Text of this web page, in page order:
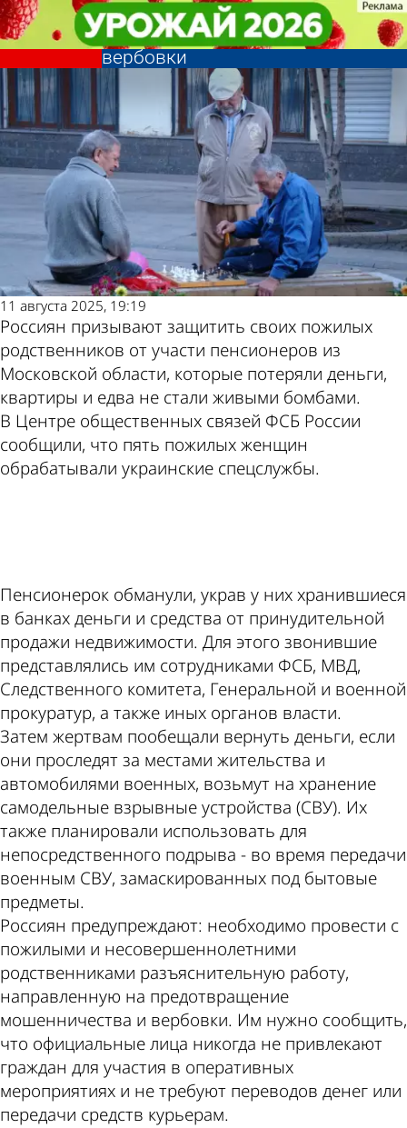
Россиян призывают защитить
пожилых родственников от
вербовки
Общество
11 августа 2025, 19:19
Россиян призывают защитить своих пожилых
родственников от участи пенсионеров из
Московской области, которые потеряли деньги,
квартиры и едва не стали живыми бомбами.
В Центре общественных связей ФСБ России
сообщили, что пять пожилых женщин
обрабатывали украинские спецслужбы.
Пенсионерок обманули, украв у них хранившиеся
в банках деньги и средства от принудительной
продажи недвижимости. Для этого звонившие
представлялись им сотрудниками ФСБ, МВД,
Следственного комитета, Генеральной и военной
прокуратур, а также иных органов власти.
Затем жертвам пообещали вернуть деньги, если
они проследят за местами жительства и
автомобилями военных, возьмут на хранение
самодельные взрывные устройства (СВУ). Их
также планировали использовать для
непосредственного подрыва - во время передачи
военным СВУ, замаскированных под бытовые
предметы.
Россиян предупреждают: необходимо провести с
пожилыми и несовершеннолетними
родственниками разъяснительную работу,
направленную на предотвращение
мошенничества и вербовки. Им нужно сообщить,
что официальные лица никогда не привлекают
граждан для участия в оперативных
мероприятиях и не требуют переводов денег или
передачи средств курьерам.
Россиян призывают защитить
пожилых родственников от
вербовки
Общество
Другие новости
по теме
Погода и курсы
валют в Пензе